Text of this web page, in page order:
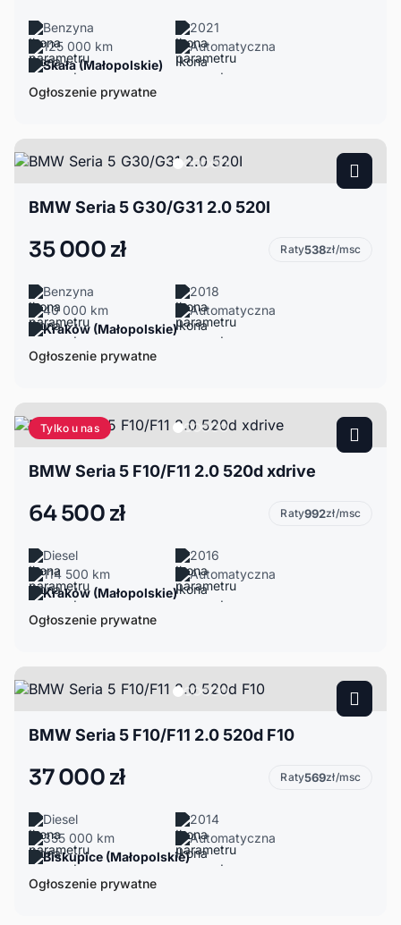
Benzyna
2021
125 000 km
Automatyczna
Skała (Małopolskie)
Ogłoszenie prywatne
BMW Seria 5 G30/G31 2.0 520I
35 000 zł Raty538zł/msc
Benzyna
2018
40 000 km
Automatyczna
Kraków (Małopolskie)
Ogłoszenie prywatne
Tylko u nas
BMW Seria 5 F10/F11 2.0 520d xdrive
64 500 zł Raty992zł/msc
Diesel
2016
114 500 km
Automatyczna
Kraków (Małopolskie)
Ogłoszenie prywatne
BMW Seria 5 F10/F11 2.0 520d F10
37 000 zł Raty569zł/msc
Diesel
2014
355 000 km
Automatyczna
Biskupice (Małopolskie)
Ogłoszenie prywatne